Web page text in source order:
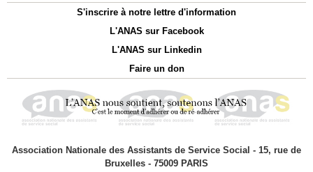
S'inscrire à notre lettre d'information
L'ANAS sur Facebook
L'ANAS sur Linkedin
Faire un don
Association Nationale des Assistants de Service Social - 15, rue de
Bruxelles - 75009 PARIS